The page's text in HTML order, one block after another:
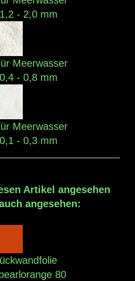
- 2,0 mm
Meerwasser
- 0,8 mm
Meerwasser
- 0,3 mm
Artikel angesehen
angesehen:
80